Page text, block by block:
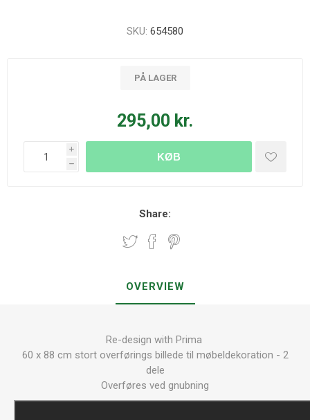
SKU: 654580
PÅ LAGER
295,00 kr.
i
h
KØB
Share:
OVERVIEW
Re-design with Prima
60 x 88 cm stort overførings billede til møbeldekoration - 2
dele
Overføres ved gnubning